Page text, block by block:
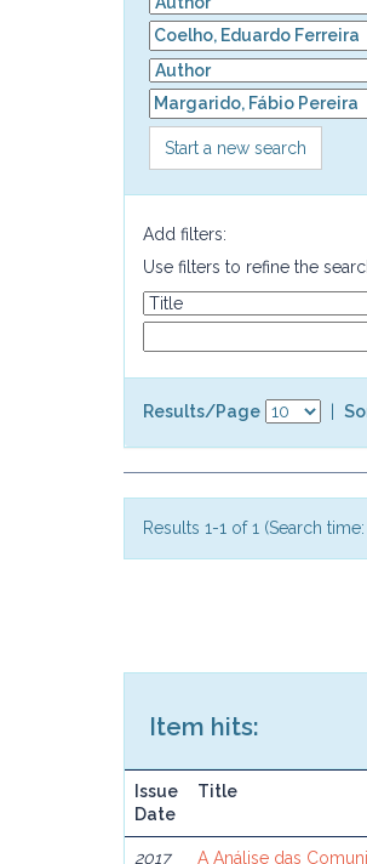
Start a new search
Add filters:
Use filters to refine the
Results/Page
Results 1-1 of 1 (Search
Item hits:
Issue
Date
Title
2017 A Análise das